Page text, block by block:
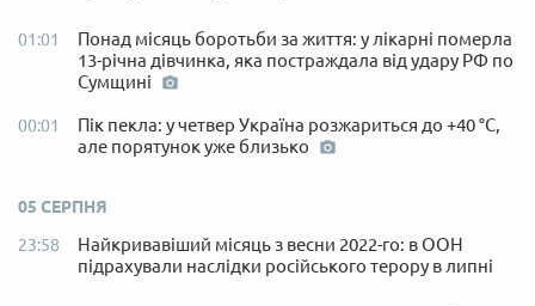
01:01
Понад місяць боротьби за життя: у лікарні померла
13-річна дівчинка, яка постраждала від удару РФ по
Сумщині
00:01
Пік пекла: у четвер Україна розжариться до +40 °C,
але порятунок уже близько
05 СЕРПНЯ
23:58
Найкривавіший місяць з весни 2022-го: в ООН
підрахували наслідки російського терору в липні